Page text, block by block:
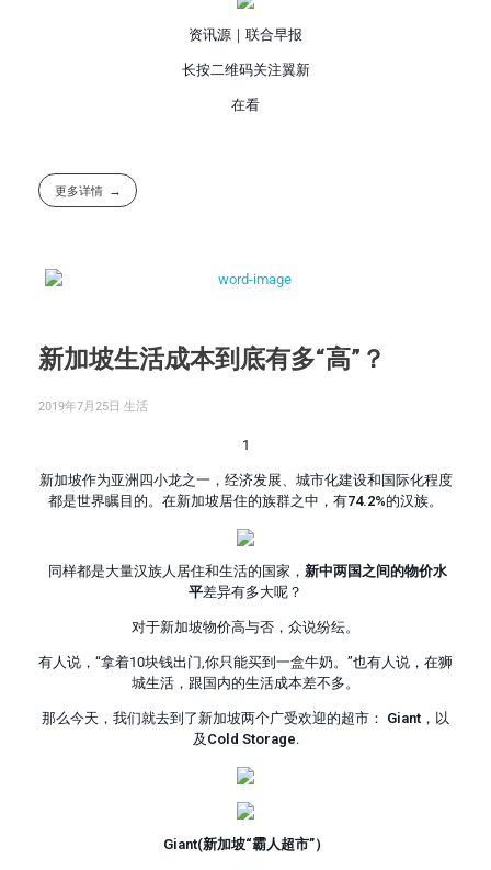
资讯源｜联合早报
长按二维码关注翼新
在看
更多详情
新加坡生活成本到底有多“高”？
2019年7月25日 生活
1
新加坡作为亚洲四小龙之一，经济发展、城市化建设和国际化程度
都是世界瞩目的。在新加坡居住的族群之中，有74.2%的汉族。
同样都是大量汉族人居住和生活的国家， 新中两国之间的物价水
平差异有多大呢？
对于新加坡物价高与否，众说纷纭。
有人说，“拿着10块钱出门,你只能买到一盒牛奶。”也有人说，在狮
城生活，跟国内的生活成本差不多。
那么今天，我们就去到了新加坡两个广受欢迎的超市： Giant ，以
及 Cold Storage.
Giant(新加坡“霸人超市”）